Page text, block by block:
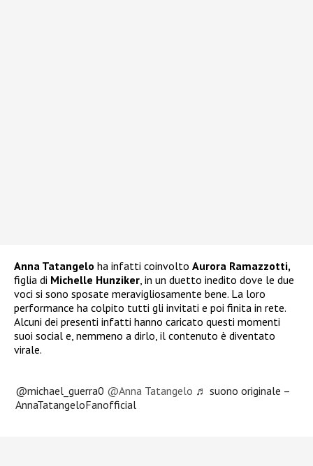
Anna Tatangelo ha infatti coinvolto Aurora Ramazzotti,
figlia di Michelle Hunziker, in un duetto inedito dove le due
voci si sono sposate meravigliosamente bene. La loro
performance ha colpito tutti gli invitati e poi finita in rete.
Alcuni dei presenti infatti hanno caricato questi momenti
suoi social e, nemmeno a dirlo, il contenuto è diventato
virale.
@michael_guerra0 @Anna Tatangelo ♬ suono originale –
AnnaTatangeloFanofficial